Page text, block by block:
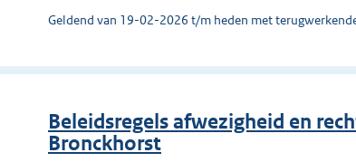
Geldend van 19-02-2026 t/m heden met
Beleidsregels afwezigheid en
Bronckhorst